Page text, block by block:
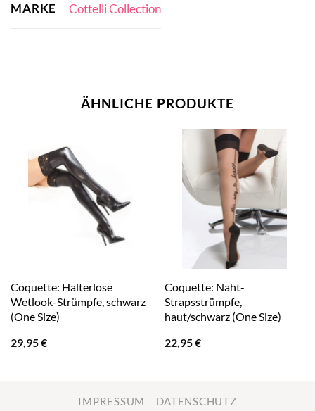
MARKE Cottelli Collection
ÄHNLICHE PRODUKTE
Coquette: Halterlose
Wetlook-Strümpfe, schwarz
(One Size)
29,95€
Coquette: Naht-
Strapsstrümpfe,
haut/schwarz (One Size)
22,95€
IMPRESSUM DATENSCHUTZ